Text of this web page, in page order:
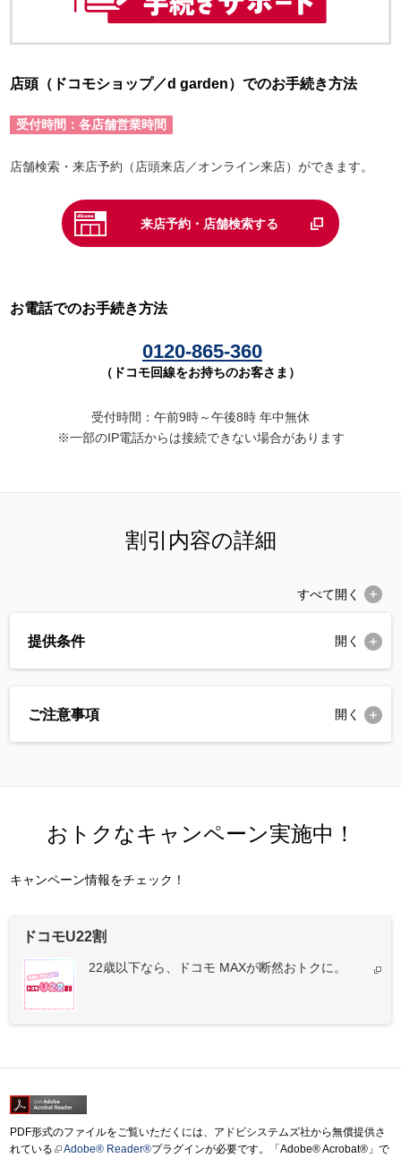
店頭（ドコモショップ／d garden）でのお手続き方法
受付時間：各店舗営業時間
店舗検索・来店予約（店頭来店／オンライン来店）ができます。
来店予約・店舗検索する
お電話でのお手続き方法
0120-865-360
（ドコモ回線をお持ちのお客さま）
受付時間：午前9時～午後8時 年中無休
※一部のIP電話からは接続できない場合があります
割引内容の詳細
すべて開く
提供条件 開く
ご注意事項 開く
おトクなキャンペーン実施中！
キャンペーン情報をチェック！
ドコモU22割
22歳以下なら、ドコモ MAXが断然おトクに。
PDF形式のファイルをご覧いただくには、アドビシステムズ社から無償提供さ
れている
Adobe® Reader®プラグインが必要です。「Adobe® Acrobat®」で